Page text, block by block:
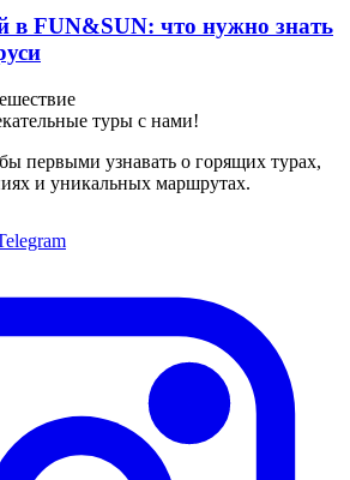
в FUN&SUN: что нужно знать
туры с нами!
первыми узнавать о горящих турах,
и уникальных маршрутах.